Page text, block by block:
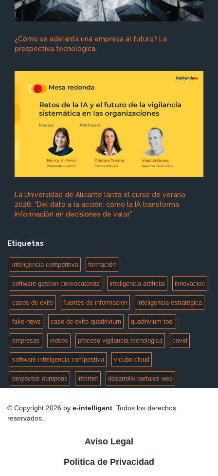
¿Cómo se adelanta una empresa al futuro? La
prospectiva tecnológica
La Universidad de Alicante lanza el curso de verano
2026: “Del dato a la acción: cómo la IA transforma
información en decisiones de valor”
Etiquetas
inteligencia competitiva formación
software gestion convocatorias inteligencia artificial innovacion
casos de exito fuentes de informacion inteligencia estrategica
fake news caso de exito quadrivium quadrivium tool
empresas videos proceso vigilancia tecnologica covid
software inteligencia competitiva vicubo cloud
proyectos europeos internet desarrollo portales web
© Copyright 2026 by e-intelligent. Todos los derechos
reservados.
Aviso Legal
Politica de Privacidad